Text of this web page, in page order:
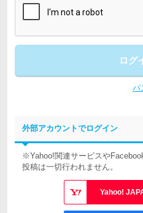
ログ
パ
外部アカウントでログイン
※Yahoo!関連サービスや
投稿は一切行われません。
Yahoo!